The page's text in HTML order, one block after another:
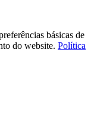
básicas de
do website. Política